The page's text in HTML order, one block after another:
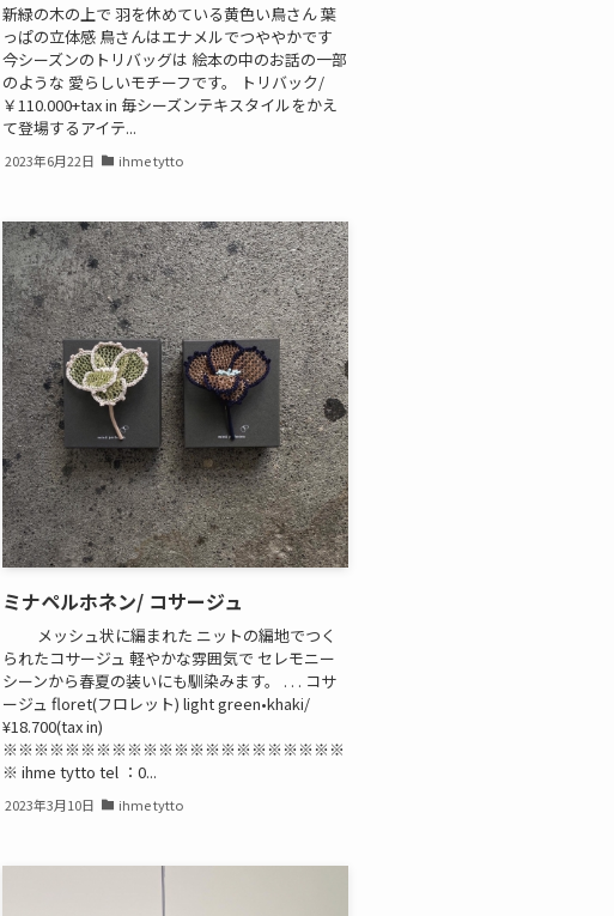
新緑の木の上で 羽を休めている黄色い鳥さん 葉
っぱの立体感 鳥さんはエナメルでつややかです
今シーズンのトリバッグは 絵本の中のお話の一部
のような 愛らしいモチーフです。 トリバック/
￥110.000+tax in 毎シーズンテキスタイルをかえ
て登場するアイテ...
2023年6月22日 ihme tytto
ミナペルホネン/ コサージュ
メッシュ状に編まれた ニットの編地でつく
られたコサージュ 軽やかな雰囲気で セレモニー
シーンから春夏の装いにも馴染みます。 . . . コサ
ージュ floret(フロレット) light green•khaki/
¥18.700(tax in)
※※※※※※※※※※※※※※※※※※※※※※
※ ihme tytto tel ：0...
2023年3月10日 ihme tytto